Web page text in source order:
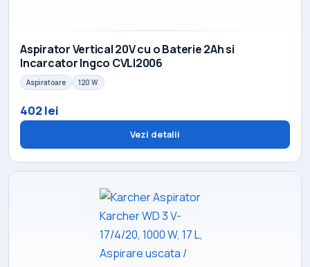
Aspirator Vertical 20V cu o Baterie 2Ah si
Incarcator Ingco CVLI2006
Aspiratoare 120 W
402 lei
Vezi detalii